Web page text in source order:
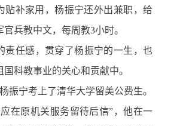
贴补家用，杨振宁还外出兼职，给
兵教中文，每周教3小时。
责任感，贯穿了杨振宁的一生，也
科教事业的关心和贡献中。
振宁考上了清华大学留美公费生。
在原机关服务留待后信”，他在一